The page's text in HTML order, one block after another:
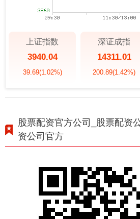
上证指数
3940.04
39.69(1.02%)
深证成指
14311.01
200.89(1.42%)
股票配资官方公司_股票配资
资公司官方